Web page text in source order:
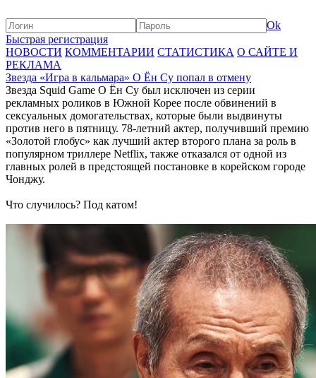
Ok
Быстрая регистрация
НОВОСТИ КОММЕНТАРИИ СТАТИСТИКА О САЙТЕ И
РЕКЛАМА
Звезда «Игра в кальмара» О Ён Су попал в отмену
Звезда Squid Game О Ён Су был исключен из серии
рекламных роликов в Южной Корее после обвинений в
сексуальных домогательствах, которые были выдвинуты
против него в пятницу. 78-летний актер, получивший премию
«Золотой глобус» как лучший актер второго плана за роль в
популярном триллере Netflix, также отказался от одной из
главных ролей в предстоящей постановке в корейском городе
Чонджу.
Что случилось? Под катом!